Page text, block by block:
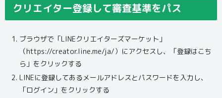
クリエイター登録して審査基準をパス
ブラウザで「LINEクリエイターズマーケット」
（https://creator.line.me/ja/）にアクセスし、「登録はこち
ら」をクリックする
LINEに登録してあるメールアドレスとパスワードを入力し、
「ログイン」をクリックする